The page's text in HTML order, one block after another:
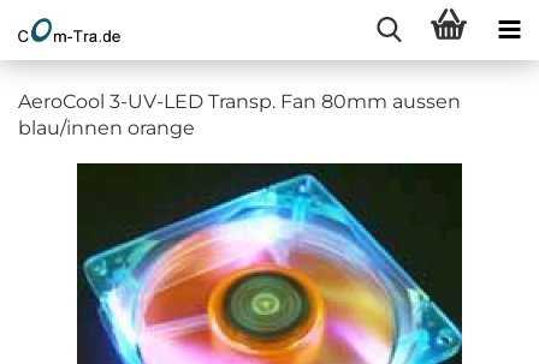
AeroCool 3-UV-LED Transp. Fan 80mm aussen
blau/innen orange